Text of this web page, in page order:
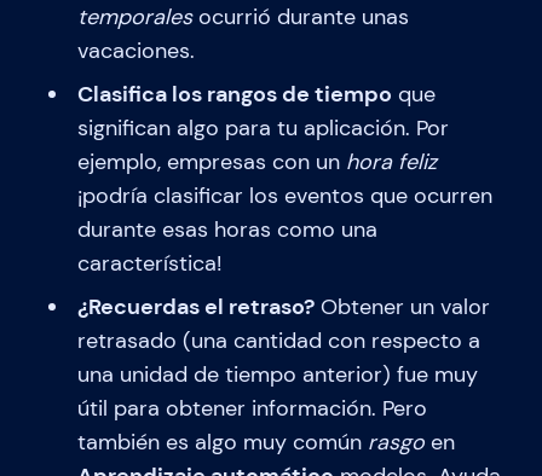
temporalesocurrió durante unas
vacaciones.
Clasifica los rangos de tiempo que
significan algo para tu aplicación. Por
ejemplo, empresas con un hora feliz
¡podría clasificar los eventos que ocurren
durante esas horas como una
característica!
¿Recuerdas el retraso?Obtener un valor
retrasado (una cantidad con respecto a
una unidad de tiempo anterior) fue muy
útil para obtener información. Pero
también es algo muy común rasgoen